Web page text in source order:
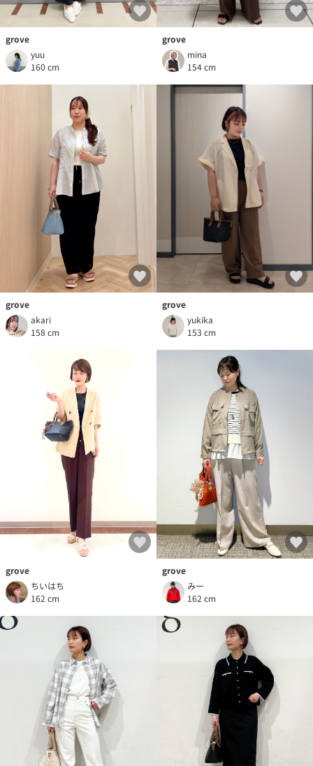
grove
yuu
160 cm
grove
mina
154 cm
grove
akari
158 cm
grove
yukika
153 cm
grove
ちいはち
162 cm
grove
みー
162 cm